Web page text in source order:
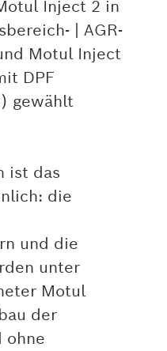
Inject 2 in
| AGR-
Motul Inject
DPF
gewählt
ist das
die
und die
unter
Motul
der
ohne